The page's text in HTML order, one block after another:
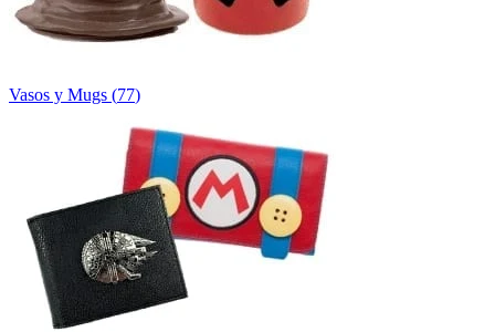
Vasos y Mugs (77)